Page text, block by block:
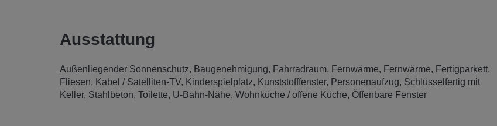
Ausstattung
Außenliegender Sonnenschutz Baugenehmigung Fahrradraum Fernwärme Fernwärme
Fertigparkett
Fliesen
Kabel / Satelliten-TV Kinderspielplatz Kunststofffenster Personenaufzug Schlüsselfertig mit
Keller Stahlbeton Toilette U-Bahn-Nähe Wohnküche / offene Küche Öffenbare Fenster